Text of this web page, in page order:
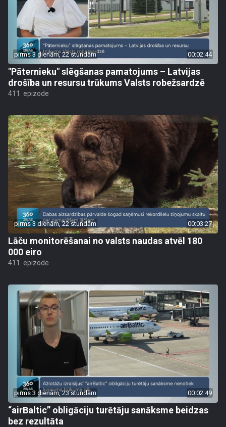
pirms 3 dienām, 22 stundām 00:02:44
"Pāternieku" slēgšanas pamatojums – Latvijas
drošība un resursu trūkums Valsts robežsardzē
411. epizode
pirms 3 dienām, 22 stundām 00:03:27
Lāču monitorēšanai no valsts naudas atvēl 180
000 eiro
411. epizode
pirms 3 dienām, 23 stundām 00:02:49
“airBaltic” obligāciju turētāju sanāksme beidzas
bez rezultāta